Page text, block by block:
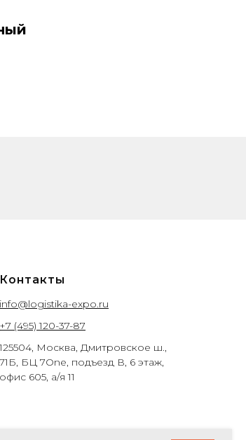
Контакты
info@logistika-expo.ru
+7 (495) 120-37-87
125504, Москва, Дмитровское ш.,
71Б, БЦ 7One, подъезд В, 6 этаж,
офис 605, а/я 11